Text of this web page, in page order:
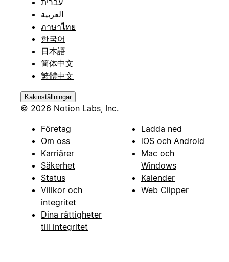
עברית
العربية
ภาษาไทย
한국어
日本語
简体中文
繁體中文
Kakinställningar
© 2026 Notion Labs, Inc.
Företag
Om oss
Karriärer
Säkerhet
Status
Villkor och
integritet
Dina rättigheter
till integritet
Ladda ned
iOS och Android
Mac och
Windows
Kalender
Web Clipper